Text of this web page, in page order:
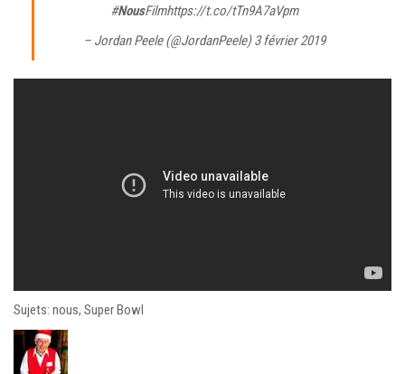
#NousFilmhttps://t.co/tTn9A7aVpm
– Jordan Peele (@JordanPeele)3 février 2019
Sujets: nous, Super Bowl